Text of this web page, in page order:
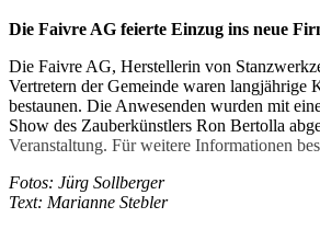
Die Faivre AG feierte Einzug ins neue
Die Faivre AG, Herstellerin von
Vertretern der Gemeinde waren langjährige
bestaunen. Die Anwesenden wurden mit
Show des Zauberkünstlers Ron Bertolla
Veranstaltung. Für weitere Informationen
Fotos: Jürg Sollberger
Text: Marianne Stebler